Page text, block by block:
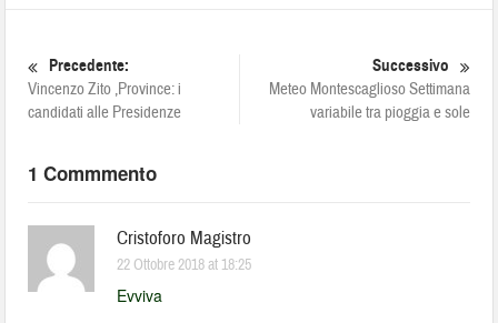
Precedente:
Vincenzo Zito ,Province: i
candidati alle Presidenze
Successivo
Meteo Montescaglioso Settimana
variabile tra pioggia e sole
1 Commmento
Cristoforo Magistro
22 Ottobre 2018 at 18:25
Evviva